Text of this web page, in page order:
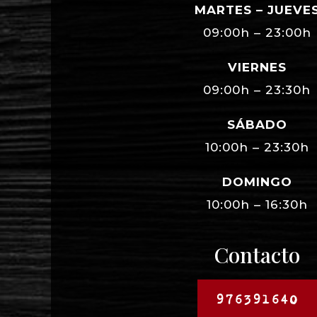
MARTES –
09:00h – 23:00h
VIERNES
09:00h – 23:30h
SÁBADO
10:00h – 23:30h
DOMINGO
10:00h – 16:30h
Contacto
976391640